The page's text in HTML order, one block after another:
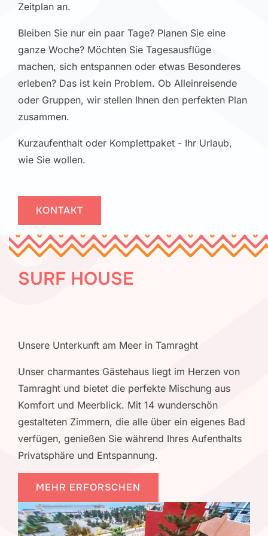
Zeitplan an.
Bleiben Sie nur ein paar Tage? Planen Sie eine
ganze Woche? Möchten Sie Tagesausflüge
machen, sich entspannen oder etwas Besonderes
erleben? Das ist kein Problem. Ob Alleinreisende
oder Gruppen, wir stellen Ihnen den perfekten Plan
zusammen.
Kurzaufenthalt oder Komplettpaket - Ihr Urlaub,
wie Sie wollen.
KONTAKT
SURF HOUSE
Unsere Unterkunft am Meer in Tamraght
Unser charmantes Gästehaus liegt im Herzen von
Tamraght und bietet die perfekte Mischung aus
Komfort und Meerblick. Mit 14 wunderschön
gestalteten Zimmern, die alle über ein eigenes Bad
verfügen, genießen Sie während Ihres Aufenthalts
Privatsphäre und Entspannung.
MEHR ERFORSCHEN